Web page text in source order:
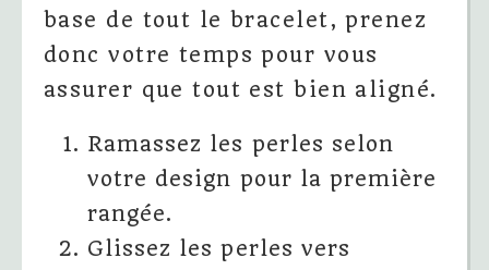
base de tout le bracelet, prenez
donc votre temps pour vous
assurer que tout est bien aligné.
Ramassez les perles selon
votre design pour la première
rangée.
Glissez les perles vers